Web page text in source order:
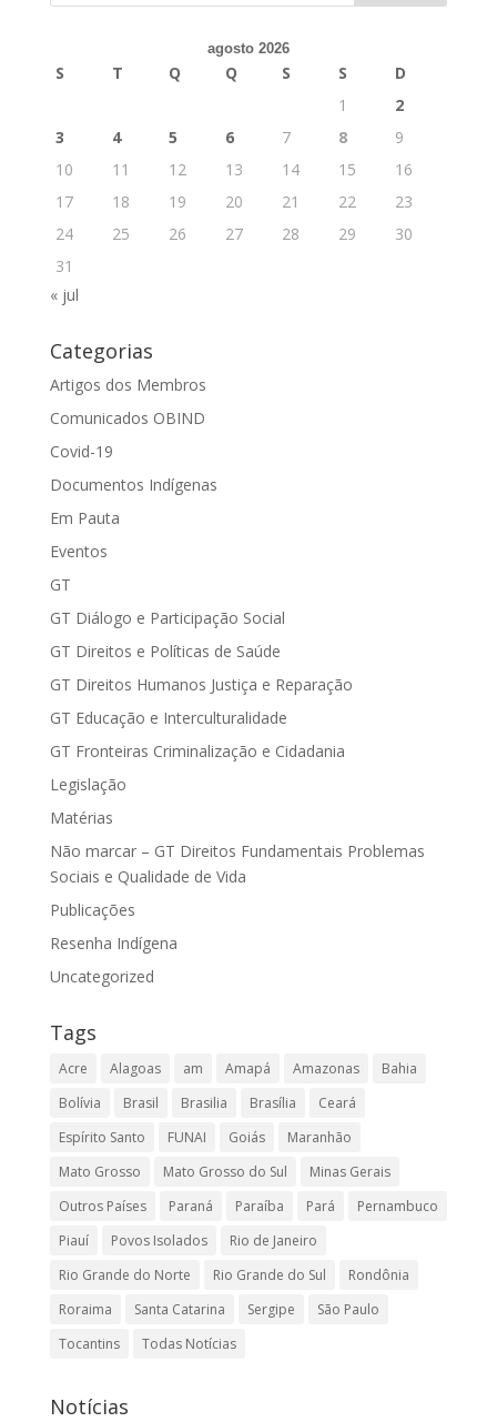
agosto 2026
S T Q Q S S
D
1
2
3
4 5 6 7 8
9
10
11 12 13 14 15
16
17
18 19 20 21 22
23
24
25 26 27 28 29
30
31
« jul
Categorias
Artigos dos Membros
Comunicados OBIND
Covid-19
Documentos Indígenas
Em Pauta
Eventos
GT
GT Diálogo e Participação Social
GT Direitos e Políticas de Saúde
GT Direitos Humanos Justiça e Reparação
GT Educação e Interculturalidade
GT Fronteiras Criminalização e Cidadania
Legislação
Matérias
Não marcar – GT Direitos Fundamentais Problemas
Sociais e Qualidade de Vida
Publicações
Resenha Indígena
Uncategorized
Tags
Acre Alagoas am Amapá Amazonas
Bahia
Bolívia
Brasil Brasilia Brasília
Ceará
Espírito Santo
FUNAI Goiás
Maranhão
Mato Grosso
Mato Grosso do Sul
Minas Gerais
Outros Países
Paraná Paraíba Pará
Pernambuco
Piauí
Povos Isolados
Rio de Janeiro
Rio Grande do Norte
Rio Grande do Sul
Rondônia
Roraima
Santa Catarina Sergipe
São Paulo
Tocantins
Todas Notícias
Notícias